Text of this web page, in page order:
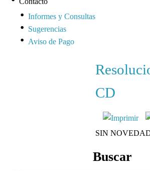
Informes y Consultas
Sugerencias
Aviso de Pago
CD
SIN
Buscar